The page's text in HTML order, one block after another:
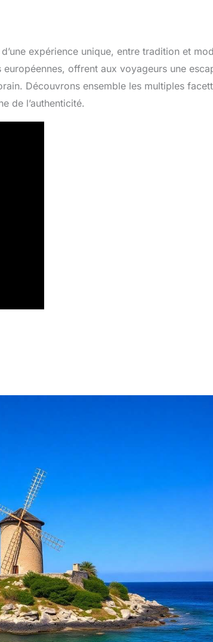
expérience unique, entre tradition et
offrent aux voyageurs une
Découvrons ensemble les multiples
de l’authenticité.